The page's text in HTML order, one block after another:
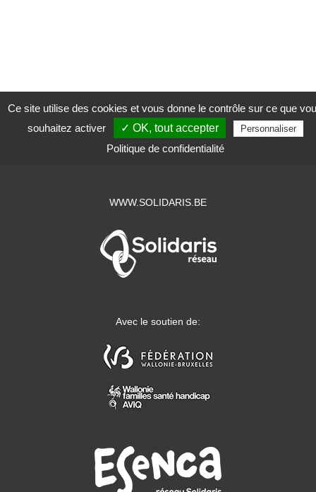
WWW.SOLIDARIS.BE
Avec le soutien de:
Ce site utilise des cookies et vous donne le contrôle sur ce que
souhaitez activer
✓ OK, tout accepter Personnaliser
Politique de confidentialité